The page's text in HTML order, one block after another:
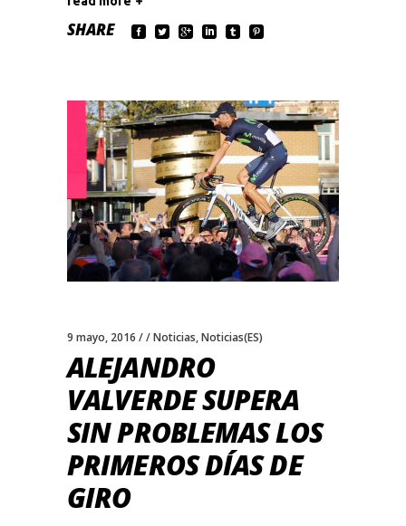
SHARE
9 mayo, 2016 Noticias,Noticias(ES)
ALEJANDRO
VALVERDE SUPERA
SIN PROBLEMAS LOS
PRIMEROS DÍAS DE
GIRO